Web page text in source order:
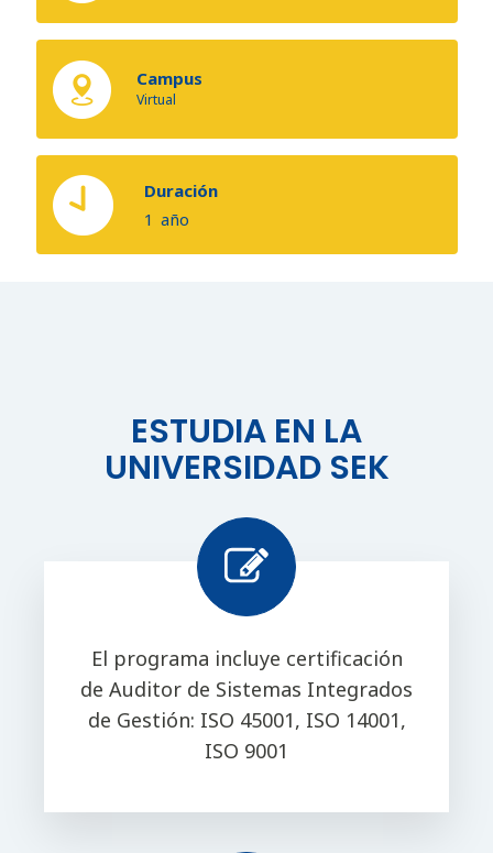
Campus
Virtual
Duración
1 año
ESTUDIA EN LA
UNIVERSIDAD SEK
El programa incluye certificación
de Auditor de Sistemas Integrados
de Gestión: ISO 45001, ISO 14001,
ISO 9001